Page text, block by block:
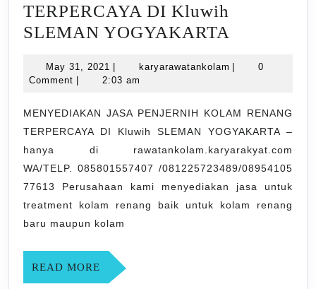
TERPERCAYA DI Kluwih
SLEMAN YOGYAKARTA
RENANG
DI
Kluwih
SLEMAN
May 31, 2021 May
31,
| karyarawatankolam |
0
Comment | 2:03 am
MENYEDIAKAN JASA PENJERNIH KOLAM RENANG
TERPERCAYA DI Kluwih SLEMAN YOGYAKARTA –
hanya di rawatankolam.karyarakyat.com
WA/TELP. 085801557407 /081225723489/08954105
77613 Perusahaan kami menyediakan jasa untuk
treatment kolam renang baik untuk kolam renang
baru maupun kolam
READ MORE READ
MORE